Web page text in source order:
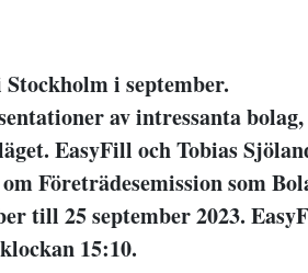
i september.
av intressanta bolag,
EasyFill och Tobias
Företrädesemission som
till 25 september 2023.
15:10.